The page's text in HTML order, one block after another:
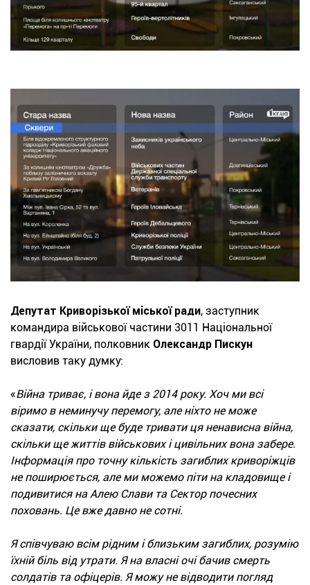
Депутат Криворізької міської ради, заступник
командира військової частини 3011 Національної
гвардії України, полковник Олександр Пискун
висловив таку думку:
«Війна триває, і вона йде з 2014 року. Хоч ми всі
віримо в неминучу перемогу, але ніхто не може
сказати, скільки ще буде тривати ця ненависна війна,
скільки ще життів військових і цивільних вона забере.
Інформація про точну кількість загиблих криворіжців
не поширюється, але ми можемо піти на кладовище і
подивитися на Алею Слави та Сектор почесних
поховань. Це вже давно не сотні.
Я співчуваю всім рідним і близьким загиблих, розумію
їхній біль від утрати. Я на власні очі бачив смерть
солдатів та офіцерів. Я можу не відводити погляд